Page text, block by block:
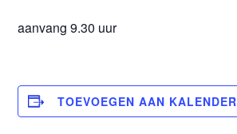
aanvang 9.30 uur
TOEVOEGEN AAN KALENDER